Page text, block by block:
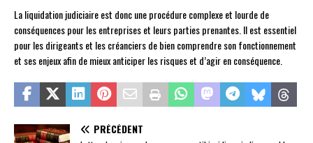
La liquidation judiciaire est donc une procédure complexe et lourde de
conséquences pour les entreprises et leurs parties prenantes. Il est essentiel
pour les dirigeants et les créanciers de bien comprendre son fonctionnement
et ses enjeux afin de mieux anticiper les risques et d’agir en conséquence.
PRÉCÉDENT